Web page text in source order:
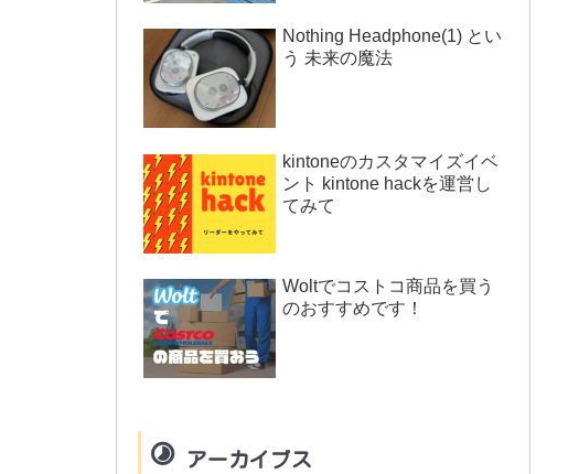
Nothing Headphone(1) とい
う 未来の魔法
kintoneのカスタマイズイベ
ント kintone hackを運営し
てみて
Woltでコストコ商品を買う
のおすすめです！
アーカイブス